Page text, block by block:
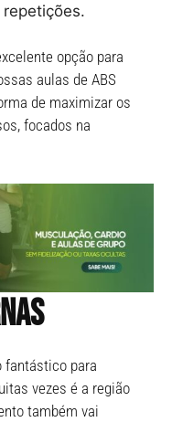
opção para
aulas de ABS
de maximizar os
focados na
fantástico para
vezes é a região
também vai